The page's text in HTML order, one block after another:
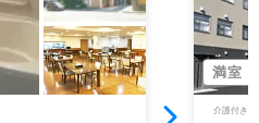
満室
介護付き有